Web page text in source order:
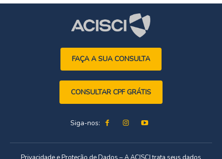
FAÇA A SUA CONSULTA
CONSULTAR CPF GRÁTIS
Siga-nos: